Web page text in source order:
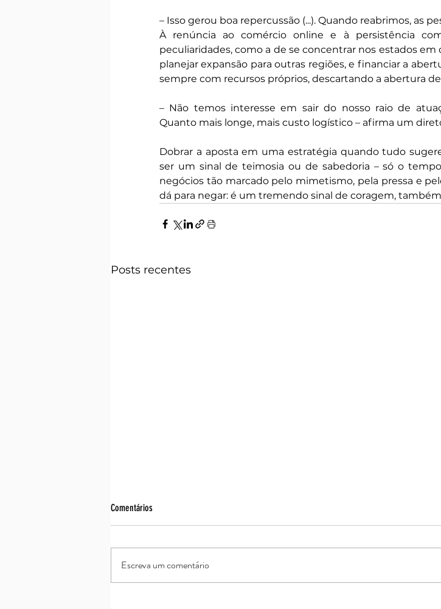
– Isso gerou boa repercussão (...). Quando reabrimos, as
À renúncia ao comércio online e à persistência
peculiaridades, como a de se concentrar nos estados
planejar expansão para outras regiões, e financiar a
sempre com recursos próprios, descartando a abertura
– Não temos interesse em sair do nosso raio de
Quanto mais longe, mais custo logístico – afirma um
Dobrar a aposta em uma estratégia quando tudo
ser um sinal de teimosia ou de sabedoria – só o
negócios tão marcado pelo mimetismo, pela pressa e
dá para negar: é um tremendo sinal de coragem,
Posts recentes
Assim é se lhe parece
Comentários
Escreva um comentário